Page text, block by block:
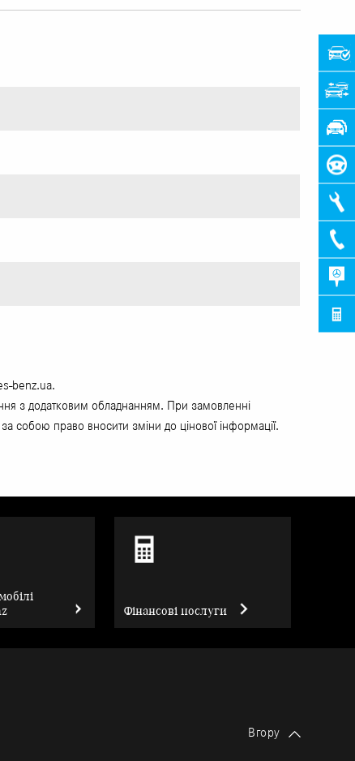
benz.ua.
з додатковим обладнанням. При замовленні
собою право вносити зміни до цінової інформації.
Фінансові послуги
Вгору